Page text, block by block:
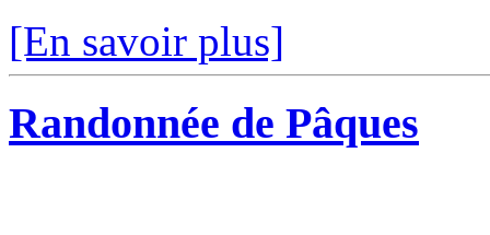
[En savoir plus]
Randonnée de Pâques